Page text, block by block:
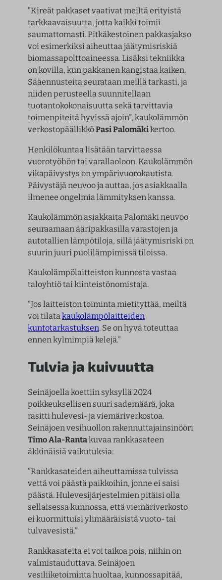
”Kireät pakkaset vaativat meiltä erityistä
tarkkaavaisuutta, jotta kaikki toimii
saumattomasti. Pitkäkestoinen pakkasjakso
voi esimerkiksi aiheuttaa jäätymisriskiä
biomassapolttoaineessa. Lisäksi tekniikka
on kovilla, kun pakkanen kangistaa kaiken.
Sääennusteita seurataan meillä tarkasti, ja
niiden perusteella suunnitellaan
tuotantokokonaisuutta sekä tarvittavia
toimenpiteitä hyvissä ajoin”, kaukolämmön
verkostopäällikköPasi Palomäkikertoo.
Henkilökuntaa lisätään tarvittaessa
vuorotyöhön tai varallaoloon. Kaukolämmön
vikapäivystys on ympärivuorokautista.
Päivystäjä neuvoo ja auttaa, jos asiakkaalla
ilmenee ongelmia lämmityksen kanssa.
Kaukolämmön asiakkaita Palomäki neuvoo
seuraamaan ääripakkasilla varastojen ja
autotallien lämpötiloja, sillä jäätymisriski on
suurin juuri puolilämpimissä tiloissa.
Kaukolämpölaitteiston kunnosta vastaa
taloyhtiö tai kiinteistönomistaja.
”Jos laitteiston toiminta mietityttää, meiltä
voi tilatakaukolämpölaitteiden
kuntotarkastuksen. Se on hyvä toteuttaa
ennen kylmimpiä kelejä.”
Tulvia ja kuivuutta
Seinäjoella koettiin syksyllä 2024
poikkeuksellisen suuri sademäärä, joka
rasitti hulevesi- ja viemäriverkostoa.
Seinäjoen vesihuollon rakennuttajainsinööri
Timo Ala-Rantakuvaa rankkasateen
äkkinäisiä vaikutuksia:
”Rankkasateiden aiheuttamissa tulvissa
vettä voi päästä paikkoihin, jonne ei saisi
päästä. Hulevesijärjestelmien pitäisi olla
sellaisessa kunnossa, että viemäriverkosto
ei kuormittuisi ylimääräisistä vuoto- tai
tulvavesistä.”
Rankkasateita ei voi taikoa pois, niihin on
valmistauduttava. Seinäjoen
vesiliiketoiminta huoltaa, kunnossapitää,